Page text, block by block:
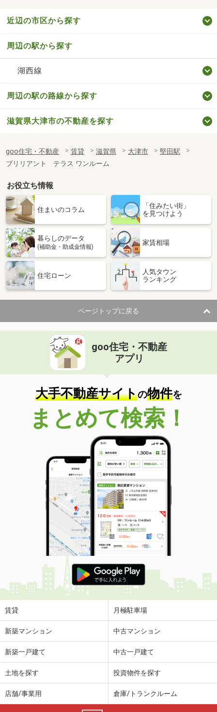
近辺の市区から探す
周辺の駅から探す
湖西線
周辺の駅の路線から探す
滋賀県大津市の不動産を探す
goo住宅・不動産 賃貸 滋賀県 大津市
堅田駅
ブリリアント テラス ワンルーム
お役立ち情報
住まいのコラム
「住みたい街」
を見つけよう
暮らしのデータ
(補助金・助成金情報)
家賃相場
住宅ローン
人気タウン
ランキング
ページトップに戻る
goo住宅・不動産
アプリ
大手不動産サイトの物件を
まとめて検索！
賃貸 月極駐車場
新築マンション 中古マンション
新築一戸建て 中古一戸建て
土地を探す 投資物件を探す
店舗/事業用 倉庫/トランクルーム